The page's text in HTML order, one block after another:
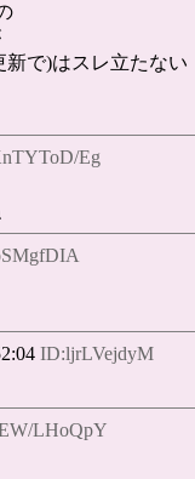
で)はスレ立たない
Eg
ID:ljrLVejdyM
LHoQpY